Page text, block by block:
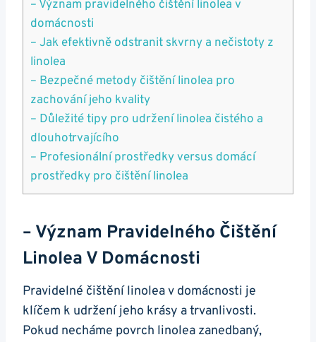
– Význam pravidelného čištění linolea v
domácnosti
– Jak efektivně odstranit skvrny a nečistoty z
linolea
– Bezpečné metody čištění linolea pro
zachování jeho kvality
– Důležité tipy pro udržení linolea čistého a
dlouhotrvajícího
– Profesionální prostředky versus domácí
prostředky pro čištění linolea
– Význam Pravidelného Čištění
Linolea V Domácnosti
Pravidelné čištění linolea v domácnosti je
klíčem k udržení jeho krásy a trvanlivosti.
Pokud necháme povrch linolea zanedbaný,